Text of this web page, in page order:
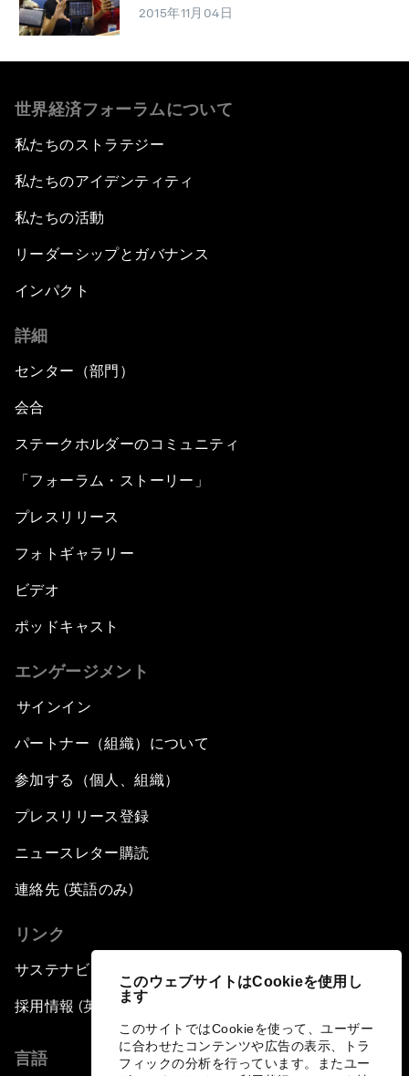
このウェブサイトはCookieを使用し
ます
このサイトではCookieを使って、ユーザー
に合わせたコンテンツや広告の表示、トラ
フィックの分析を行っています。またユー
2015年11月04日
世界経済フォーラムについて
私たちのストラテジー
私たちのアイデンティティ
私たちの活動
リーダーシップとガバナンス
インパクト
詳細
センター（部門）
会合
ステークホルダーのコミュニティ
「フォーラム・ストーリー」
プレスリリース
フォトギャラリー
ビデオ
ポッドキャスト
エンゲージメント
サインイン
パートナー（組織）について
参加する（個人、組織）
プレスリリース登録
ニュースレター購読
連絡先 (英語のみ)
リンク
サステナビリティへの取り組み
採用情報 (英語のみ)
言語